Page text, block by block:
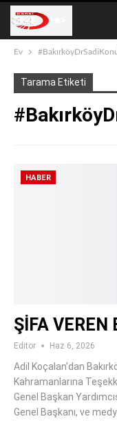
Ev
Tarama Etiketi
HABER
ŞİFA VEREN
Editor Haz 6, 2026
Adil Koçalan’dan
Kahramanlarına
Genel Başkan
Genel Başkanı, ve